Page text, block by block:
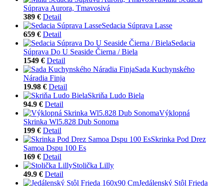
Súprava Aurora, Tmavosivá
389 € Detail
Sedacia Súprava Lasse
659 € Detail
Sedacia
Súprava Do U Seaside Čierna / Biela
1549 € Detail
Sada Kuchynského
Náradia Finja
19.98 € Detail
Skriňa Ludo Biela
94.9 € Detail
Výklopná
Skrinka Wl5.828 Dub Sonoma
199 € Detail
Skrinka Pod Drez
Samoa Dspu 100 Es
169 € Detail
Stolička Lilly
49.9 € Detail
Jedálenský Stôl Frieda